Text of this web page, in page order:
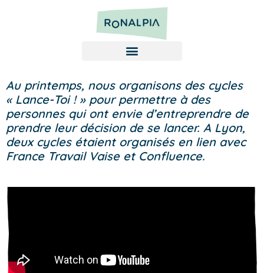
Au printemps, nous organisons des cycles
« Lance-Toi ! » pour permettre à des
personnes qui ont envie d’entreprendre de
prendre leur décision de se lancer. A Lyon,
deux cycles étaient organisés en lien avec
France Travail Vaise et Confluence.